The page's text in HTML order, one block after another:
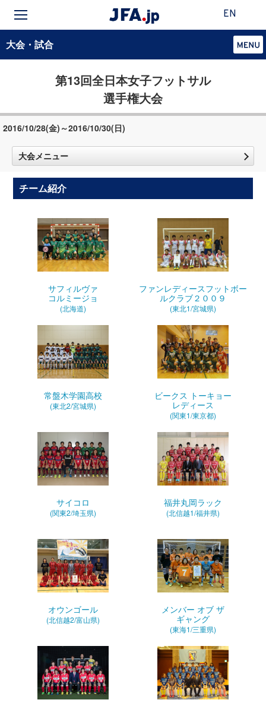
EN
大会・試合
第13回全日本女子フットサル
選手権大会
2016/10/28(金)～2016/10/30(日)
大会メニュー
チーム紹介
サフィルヴァ
コルミージョ
(北海道)
ファンレディースフットボー
ルクラブ２００９
(東北1/宮城県)
常盤木学園高校
(東北2/宮城県)
ビークス トーキョー
レディース
(関東1/東京都)
サイコロ
(関東2/埼玉県)
福井丸岡ラック
(北信越1/福井県)
オウンゴール
(北信越2/富山県)
メンバー オブ ザ
ギャング
(東海1/三重県)